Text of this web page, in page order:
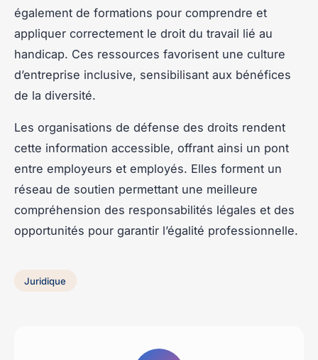
également de formations pour comprendre et
appliquer correctement le droit du travail lié au
handicap. Ces ressources favorisent une culture
d’entreprise inclusive, sensibilisant aux bénéfices
de la diversité.
Les organisations de défense des droits rendent
cette information accessible, offrant ainsi un pont
entre employeurs et employés. Elles forment un
réseau de soutien permettant une meilleure
compréhension des responsabilités légales et des
opportunités pour garantir l’égalité professionnelle.
Juridique